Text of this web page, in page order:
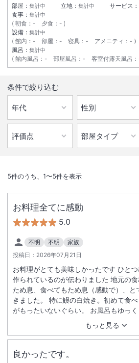
部屋： 集計中 立地： 集計中 サービス：
食事： 集計中
朝食 ： - 夕食 ： -
設備： 集計中
館内 ： - 部屋 ： - 寝具 ： - アメニティ ： -
風呂： 集計中
館内風呂 ： - 部屋風呂 ： - 客室付露天風呂 ：
条件で絞り込む
5件のうち、 1〜5件を表示
お料理全てに感動
5.0
不明 不明
家族
投稿日： 2026年07月21日
もっと見る
お料理がとても美味しかったです ひと
作られているのが伝わりました 地元の
ため息、食べてもため息（感動で）、
きました。 特に鰻の白焼き。初めて食
がもったいないぐらい。 お風呂もゆっくり入れて、夏休み前の
いい時期に癒されました
良かったです。